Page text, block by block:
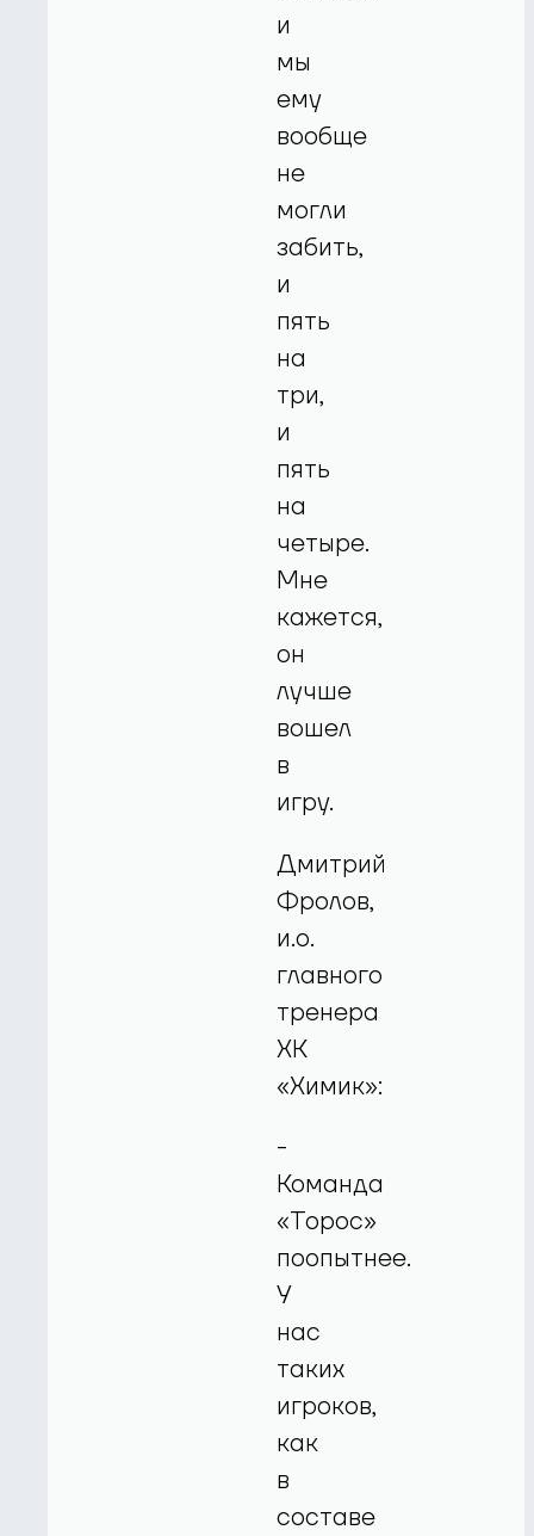
и
мы
ему
вообще
не
могли
забить,
и
пять
на
три,
и
пять
на
четыре.
Мне
кажется,
он
лучше
вошел
в
игру.
Дмитрий
Фролов,
и.о.
главного
тренера
ХК
«Химик»:
-
Команда
«Торос»
поопытнее.
У
нас
таких
игроков,
как
в
составе